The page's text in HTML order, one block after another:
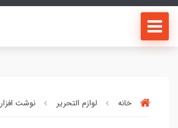
خانه لوازم التحریر نوشت افزار